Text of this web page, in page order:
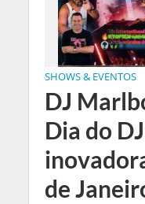
SHOWS & EVENTOS
DJ
Dia do
de